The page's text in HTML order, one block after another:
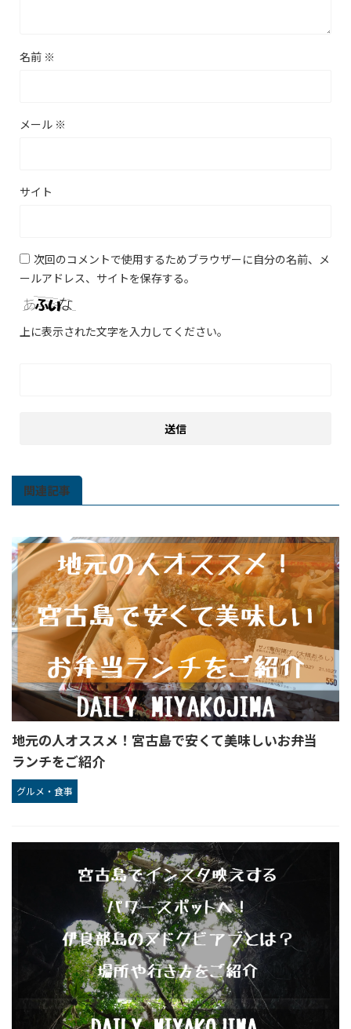
名前 ※
メール ※
サイト
次回のコメントで使用するためブラウザーに自分の名前、メ
ールアドレス、サイトを保存する。
上に表示された文字を入力してください。
関連記事
地元の人オススメ！宮古島で安くて美味しいお弁当
ランチをご紹介
グルメ・食事